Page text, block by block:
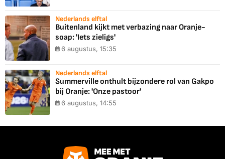
Nederlands elftal
Buitenland kijkt met verbazing naar Oranje-
soap: 'Iets zieligs'
6 augustus, 15:35
Nederlands elftal
Summerville onthult bijzondere rol van Gakpo
bij Oranje: 'Onze pastoor'
6 augustus, 14:55